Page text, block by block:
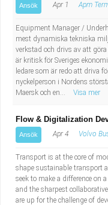
Ansök Apr 1 Apm
Equipment Manager /
mest dynamiska tekniska
verkstad och drivs av att
är kritisk för Sveriges
ledare som är redo att driva
nyckelperson i Nordens
Maersk och en...
Visa mer
Flow & Digitalization
Ansök Apr 4 Volvo
Transport is at the core of
shape sustainable transport
seek to make a difference on
and the sharpest
are up for the challenge of